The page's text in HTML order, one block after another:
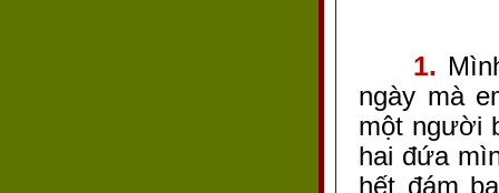
1.
ngày mà
một người
hai đứa
hết đám